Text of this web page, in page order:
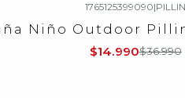
1765125399090|PILLIN
Niño Outdoor
$14.990$36.990